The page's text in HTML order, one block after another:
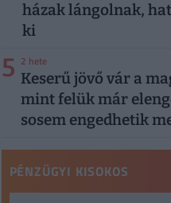
házak lángolnak,
ki
5 2 hete
Keserű jövő vár a
mint felük már
sosem engedhetik
PÉNZÜGYI KISOKOS